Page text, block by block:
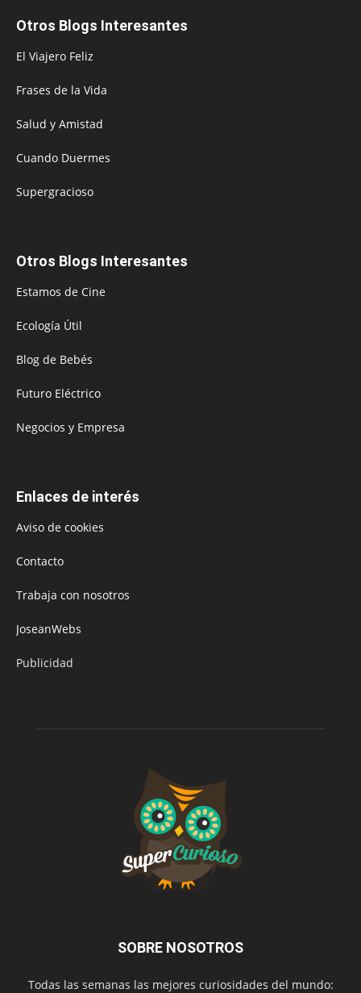
Otros Blogs Interesantes
El Viajero Feliz
Frases de la Vida
Salud y Amistad
Cuando Duermes
Supergracioso
Otros Blogs Interesantes
Estamos de Cine
Ecología Útil
Blog de Bebés
Futuro Eléctrico
Negocios y Empresa
Enlaces de interés
Aviso de cookies
Contacto
Trabaja con nosotros
JoseanWebs
Publicidad
SOBRE NOSOTROS
Todas las semanas las mejores curiosidades del mundo: